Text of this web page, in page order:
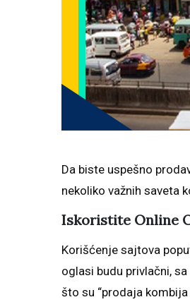
Da biste uspešno
nekoliko važnih saveta
Iskoristite Online
Korišćenje sajtova
oglasi budu privlačni,
što su “prodaja